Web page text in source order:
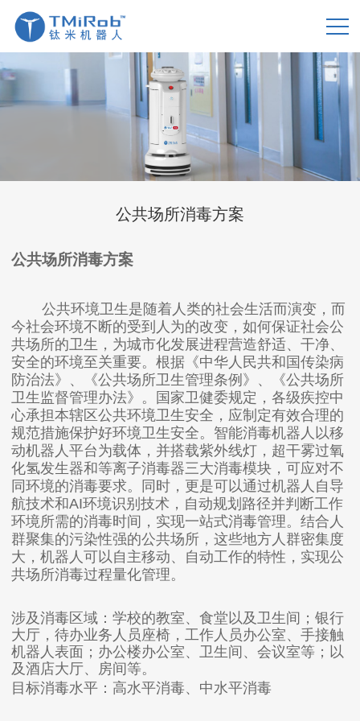
公共场所消毒方案
公共场所消毒方案
公共环境卫生是随着人类的社会生活而演变，而
今社会环境不断的受到人为的改变，如何保证社会公
共场所的卫生，为城市化发展进程营造舒适、干净、
安全的环境至关重要。根据《中华人民共和国传染病
防治法》、《公共场所卫生管理条例》、《公共场所
卫生监督管理办法》。国家卫健委规定，各级疾控中
心承担本辖区公共环境卫生安全，应制定有效合理的
规范措施保护好环境卫生安全。智能消毒机器人以移
动机器人平台为载体，并搭载紫外线灯，超干雾过氧
化氢发生器和等离子消毒器三大消毒模块，可应对不
同环境的消毒要求。同时，更是可以通过机器人自导
航技术和AI环境识别技术，自动规划路径并判断工作
环境所需的消毒时间，实现一站式消毒管理。 结合人
群聚集的污染性强的公共场所，这些地方人群密集度
大，机器人可以自主移动、自动工作的特性，实现公
共场所消毒过程量化管理。
涉及消毒区域：学校的教室、食堂以及卫生间；银行
大厅，待办业务人员座椅，工作人员办公室、手接触
机器人表面；办公楼办公室、卫生间、会议室等；以
及酒店大厅、房间等。
目标消毒水平：高水平消毒、中水平消毒